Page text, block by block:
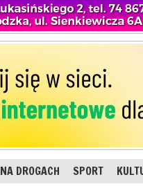
NA DROGACH SPORT